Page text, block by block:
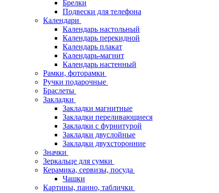
Брелки
Подвески для телефона
Календари
Календарь настольный
Календарь перекидной
Календарь плакат
Календарь-магнит
Календарь настенный
Рамки, фоторамки
Ручки подарочные
Браслеты
Закладки
Закладки магнитные
Закладки переливающиеся
Закладки с фурнитурой
Закладки двуслойные
Закладки двухсторонние
Значки
Зеркальце для сумки
Керамика, сервизы, посуда
Чашки
Картины, панно, таблички